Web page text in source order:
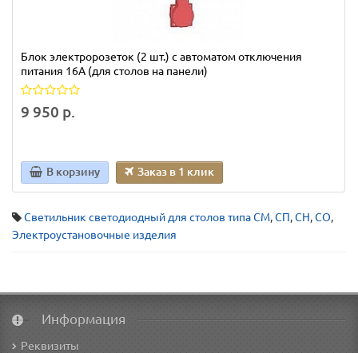
Блок электророзеток (2 шт.) с автоматом отключения
питания 16А (для столов на панели)
9 950 р.
В корзину Заказ в 1 клик
Светильник светодиодный для столов типа СМ,СП,СН,СО,
Электроустановочные изделия
Информация
Реквизиты